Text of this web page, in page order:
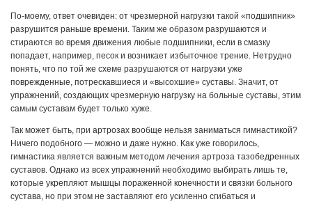
По-моему, ответ очевиден: от чрезмерной нагрузки такой «подшипник»
разрушится раньше времени. Таким же образом разрушаются и
стираются во время движения любые подшипники, если в смазку
попадает, например, песок и возникает избыточное трение. Нетрудно
понять, что по той же схеме разрушаются от нагрузки уже
поврежденные, потрескавшиеся и «высохшие» суставы. Значит, от
упражнений, создающих чрезмерную нагрузку на больные суставы, этим
самым суставам будет только хуже.
Так может быть, при артрозах вообще нельзя заниматься гимнастикой?
Ничего подобного — можно и даже нужно. Как уже говорилось,
гимнастика является важным методом лечения артроза тазобедренных
суставов. Однако из всех упражнений необходимо выбирать лишь те,
которые укрепляют мышцы пораженной конечности и связки больного
сустава, но при этом не заставляют его усиленно сгибаться и